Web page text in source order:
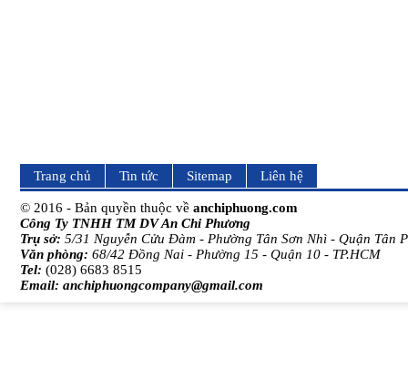
Trang chủ Tin tức Sitemap Liên hệ
© 2016 - Bản quyền thuộc về anchiphuong.com
Công Ty TNHH TM DV An Chi Phương
Trụ sở: 5/31 Nguyễn Cửu Đàm - Phường Tân Sơn Nhì - Quận Tân
Văn phòng: 68/42 Đồng Nai - Phường 15 - Quận 10 - TP.HCM
Tel: (028) 6683 8515
Email: anchiphuongcompany@gmail.com